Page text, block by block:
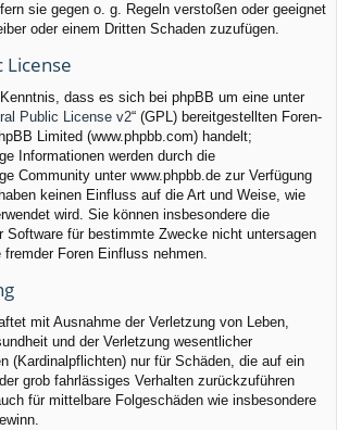
sie gegen o. g. Regeln verstoßen oder geeignet
oder einem Dritten Schaden zuzufügen.
License
dass es sich bei phpBB um eine unter
Public License v2“ (GPL) bereitgestellten Foren-
Limited (www.phpbb.com) handelt;
Informationen werden durch die
Community unter www.phpbb.de zur Verfügung
keinen Einfluss auf die Art und Weise, wie
wird. Sie können insbesondere die
Software für bestimmte Zwecke nicht untersagen
fremder Foren Einfluss nehmen.
mit Ausnahme der Verletzung von Leben,
und der Verletzung wesentlicher
(Kardinalpflichten) nur für Schäden, die auf ein
grob fahrlässiges Verhalten zurückzuführen
für mittelbare Folgeschäden wie insbesondere